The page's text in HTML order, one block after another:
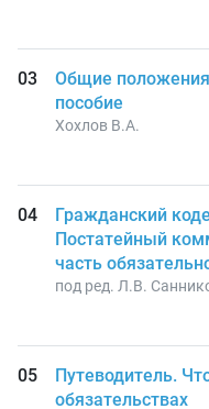
Общие положения
пособие
Хохлов В.А.
Гражданский
Постатейный
часть
под ред. Л.В.
Путеводитель.
обязательствах